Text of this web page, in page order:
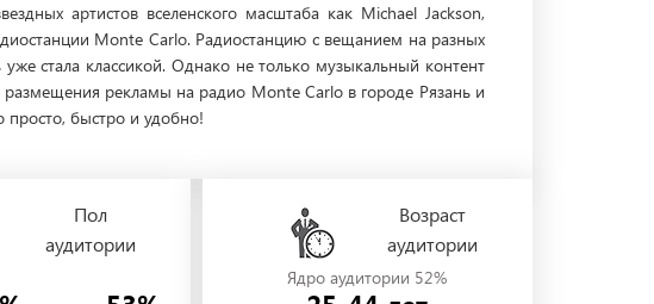
артистов вселенского масштаба как Michael Jackson,
Monte Carlo. Радиостанцию с вещанием на разных
стала классикой. Однако не только музыкальный контент
рекламы на радио Monte Carlo в городе Рязань и
просто, быстро и удобно!
Пол
аудитории
Возраст
аудитории
Ядро аудитории 52%